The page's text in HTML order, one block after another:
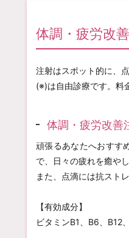
体調・疲労改
注射はスポット的に、
(※)は自由診療です。料
体調・疲労改善
頑張るあなたへおすす
で、日々の疲れを癒や
また、点滴には抗スト
【有効成分】
ビタミンB1、B6、B12